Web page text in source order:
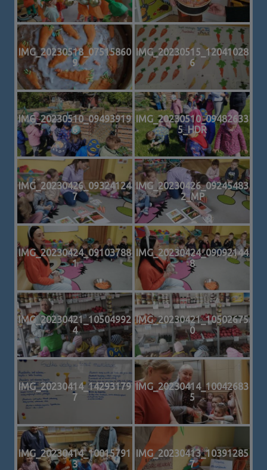
IMG_20230518_07515860
9
IMG_20230515_12041028
6
IMG_20230510_09493919
6
IMG_20230510_09482633
5_HDR
IMG_20230426_09324124
7
IMG_20230426_09245483
2_MP
IMG_20230424_09103788
1
IMG_20230424_09092144
8
IMG_20230421_10504992
4
IMG_20230421_10502675
0
IMG_20230414_14293179
7
IMG_20230414_10042683
5
IMG_20230414_10015791
3
IMG_20230413_10391285
7